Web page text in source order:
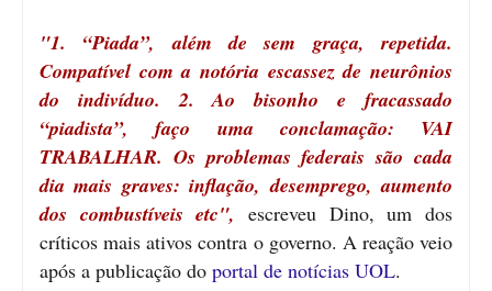
"1. “Piada”, além de sem graça, repetida.
Compatível com a notória escassez de neurônios
do indivíduo. 2. Ao bisonho e fracassado
“piadista”, faço uma conclamação: VAI
TRABALHAR. Os problemas federais são cada
dia mais graves: inflação, desemprego, aumento
dos combustíveis etc", escreveu Dino, um dos
críticos mais ativos contra o governo. A reação veio
após a publicação do portal de notícias UOL.